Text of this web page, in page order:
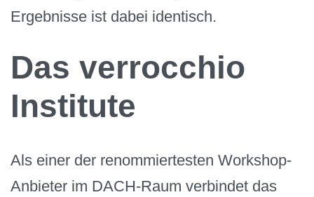
Ergebnisse ist dabei identisch.
Das verrocchio
Institute
Als einer der renommiertesten Workshop-
Anbieter im DACH-Raum verbindet das